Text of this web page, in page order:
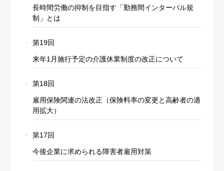
長時間労働の抑制を目指す「勤務間インターバル規
制」とは
第19回
来年1月施行予定の介護休業制度の改正について
第18回
雇用保険関連の法改正（保険料率の変更と高齢者の適
用拡大）
第17回
今後企業に求められる障害者雇用対策